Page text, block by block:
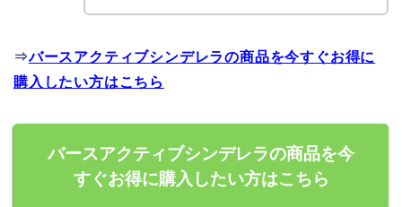
⇒バースアクティブシンデレラの商品を今すぐお得に
購入したい方はこちら
バースアクティブシンデレラの商品を今
すぐお得に購入したい方はこちら